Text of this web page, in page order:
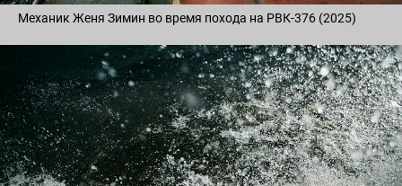
Механик Женя Зимин во время похода на РВК-376 (2025)